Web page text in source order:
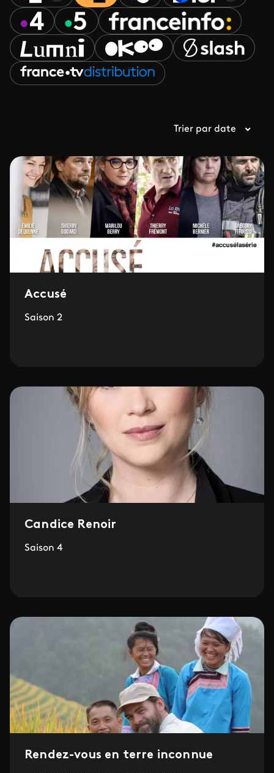
Trier par date
Accusé
Saison 2
Candice Renoir
Saison 4
Rendez-vous en terre inconnue